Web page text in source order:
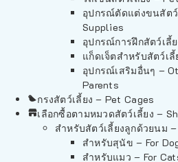
อุปกรณ์ตัดแต่งขนสัตว์
Supplies
อุปกรณ์การฝึกสัตว์เลี้
แก็ดเจ็ตสำหรับสัตว์เ
อุปกรณ์เสริมอื่นๆ –
Parents
กรงสัตว์เลี้ยง – Pet Cages
เลือกซื้อตามหมวดสัตว์เลี้ยง –
สำหรับสัตว์เลี้ยงลูกด้วยนม –
สำหรับสุนัข – For
สำหรับแมว – For